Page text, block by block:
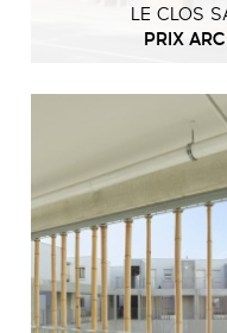
LE CLOS
PRIX